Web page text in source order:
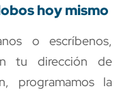
hoy mismo
o escríbenos,
tu dirección de
programamos la